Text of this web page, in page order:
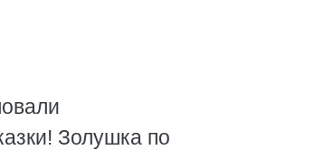
Золушка по